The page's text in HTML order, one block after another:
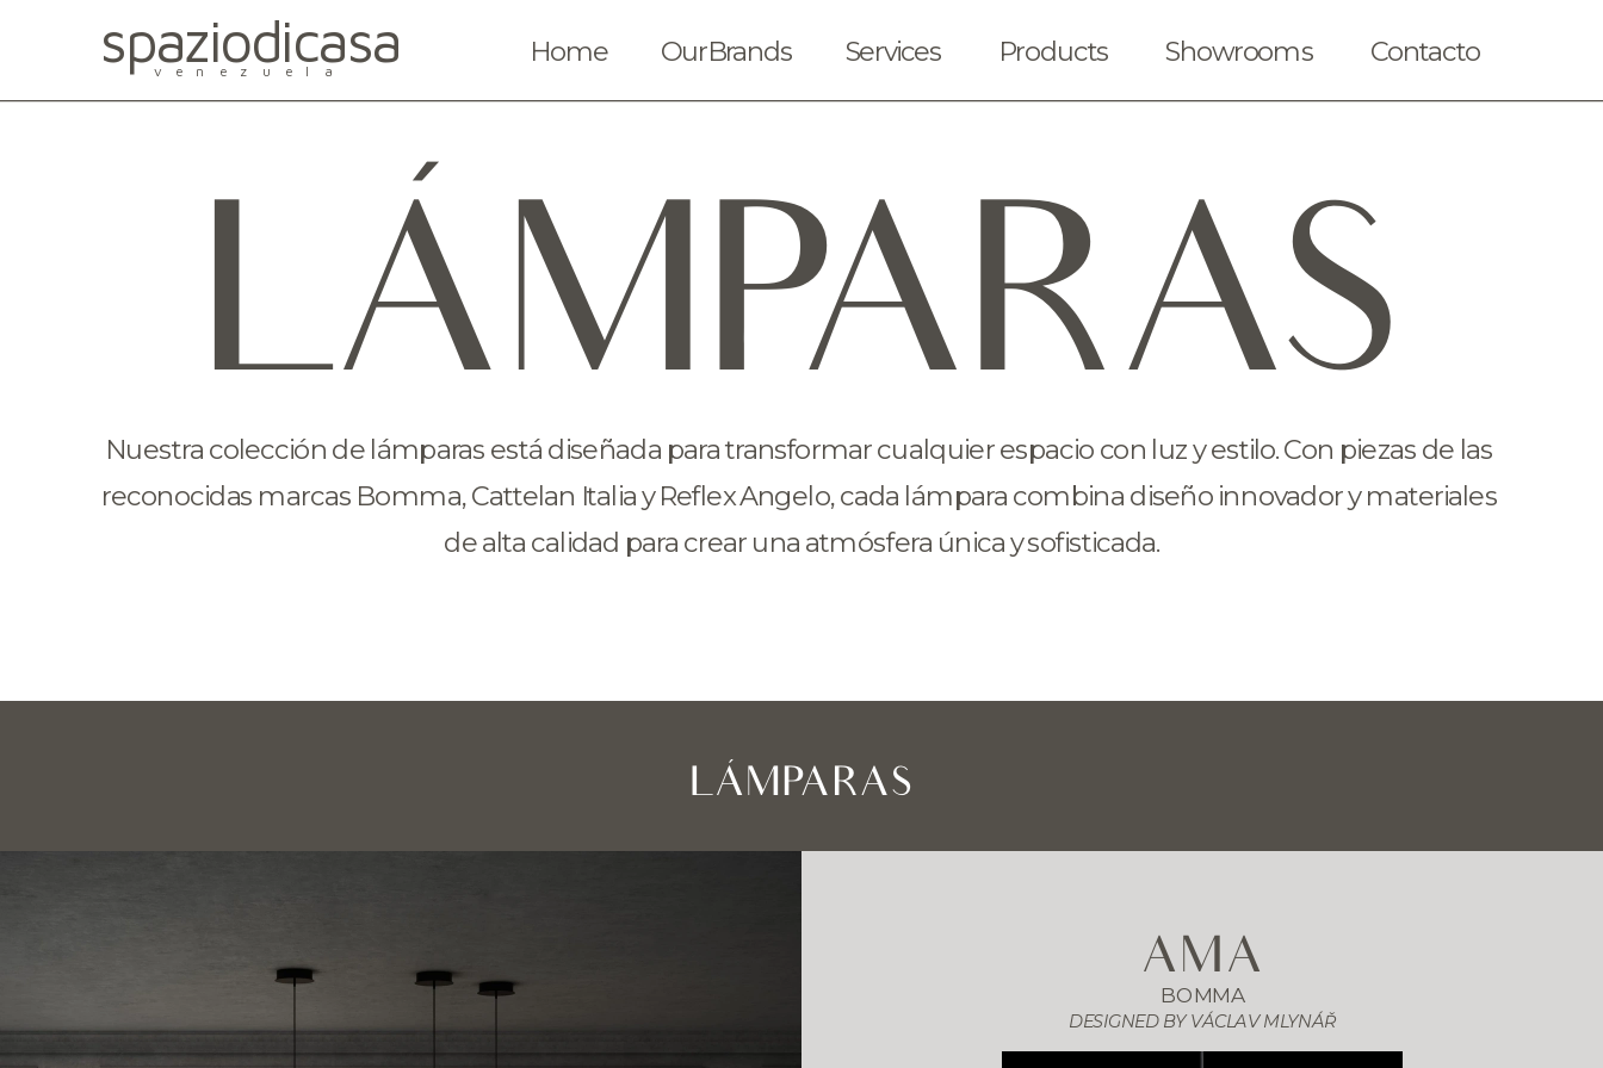
LÁMPARAS
Nuestra colección de lámparas está diseñada para transformar cualquier espacio con luz y estilo. Con piezas de las
reconocidas marcas Bomma, Cattelan Italia y Reflex Angelo, cada lámpara combina diseño innovador y materiales
de alta calidad para crear una atmósfera única y sofisticada.
LÁMPARAS
AMA
BOMMA
DESIGNED BY VÁCLAV MLYNÁŘ
Home OurBrands Services Products Showrooms Contacto
spaziodicasa
venezuela